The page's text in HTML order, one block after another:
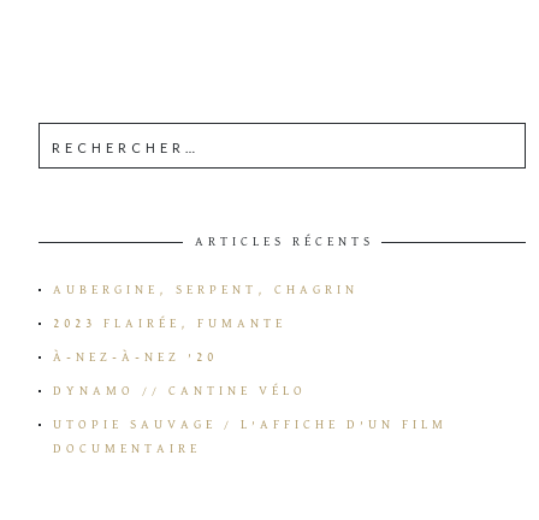
ARTICLES RÉCENTS
AUBERGINE, SERPENT, CHAGRIN
2023 FLAIRÉE, FUMANTE
À-NEZ-À-NEZ ’20
DYNAMO // CANTINE VÉLO
UTOPIE SAUVAGE / L’AFFICHE D’UN FILM
DOCUMENTAIRE